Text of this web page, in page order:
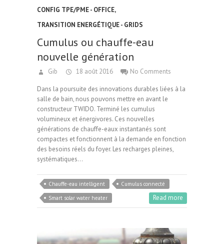
CONFIG TPE/PME - OFFICE,
TRANSITION ENERGÉTIQUE - GRIDS
Cumulus ou chauffe-eau
nouvelle génération
Gib 18 août 2016 No Comments
Dans la poursuite des innovations durables liées à la
salle de bain, nous pouvons mettre en avant le
constructeur TWIDO. Terminé les cumulus
volumineux et énergivores. Ces nouvelles
générations de chauffe-eaux instantanés sont
compactes et fonctionnent à la demande en fonction
des besoins réels du foyer. Les recharges pleines,
systématiques…
Chauffe-eau intelligent
Cumulus connecté
Smart solar water heater
Read more